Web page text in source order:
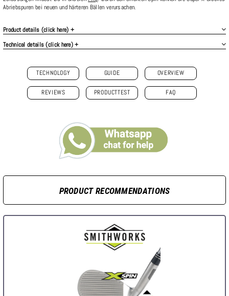
Abriebspuren bei neuen und härteren Bällen verursachen.
Product details (click here) +
Technical details (click here) +
TECHNOLOGY GUIDE OVERVIEW
REVIEWS PRODUCTTEST FAQ
PRODUCT RECOMMENDATIONS